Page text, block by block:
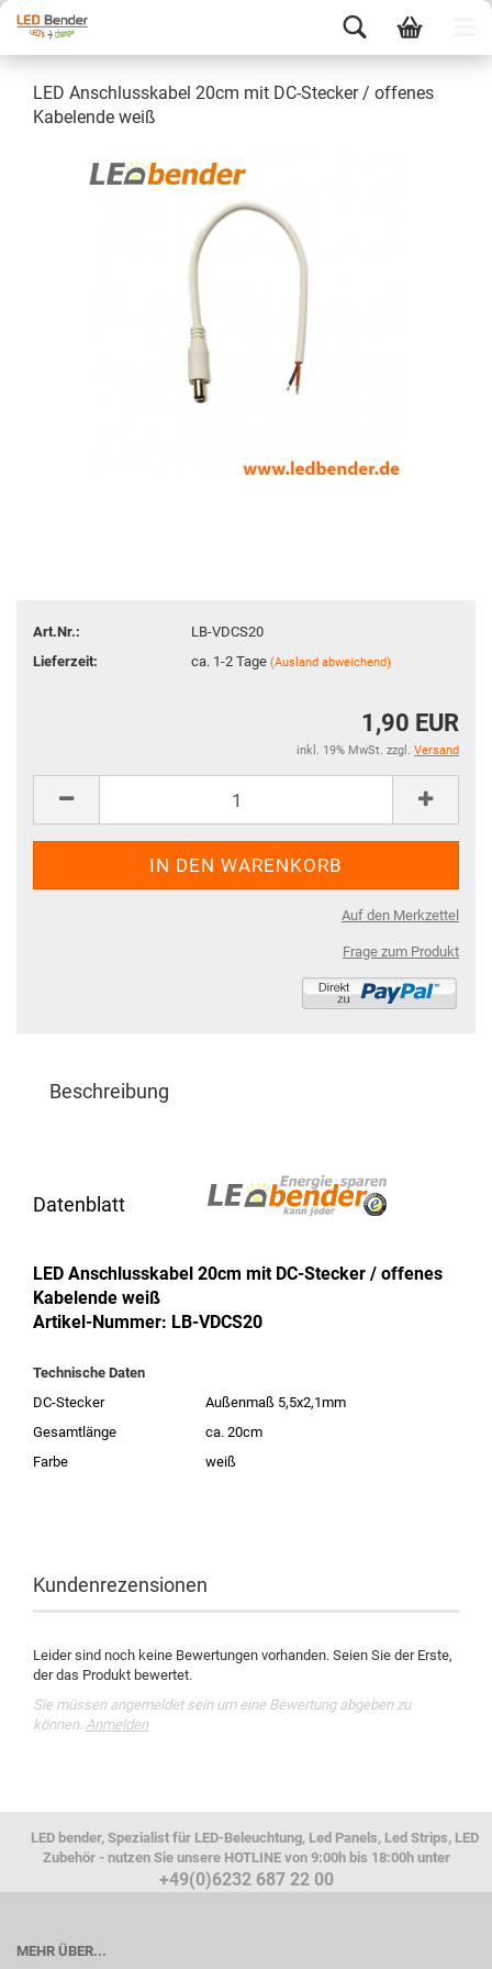
LED Anschlusskabel 20cm mit DC-Stecker / offenes
Kabelende weiß
Art.Nr.:
LB-VDCS20
Lieferzeit:
ca. 1-2 Tage(Ausland abweichend)
1,90 EUR
inkl. 19% MwSt. zzgl. Versand
Auf den Merkzettel
Frage zum Produkt
Beschreibung
Datenblatt
LED Anschlusskabel 20cm mit DC-Stecker / offenes
Kabelende weiß
Artikel-Nummer: LB-VDCS20
Technische Daten
DC-Stecker
Außenmaß 5,5x2,1mm
Gesamtlänge
ca. 20cm
Farbe
weiß
Kundenrezensionen
Leider sind noch keine Bewertungen vorhanden. Seien Sie der Erste,
der das Produkt bewertet.
Sie müssen angemeldet sein um eine Bewertung abgeben zu
können. Anmelden
LED bender, Spezialist für LED-Beleuchtung, Led Panels, Led Strips, LED
Zubehör - nutzen Sie unsere HOTLINE von 9:00h bis 18:00h unter
+49(0)6232 687 22 00
MEHR ÜBER...